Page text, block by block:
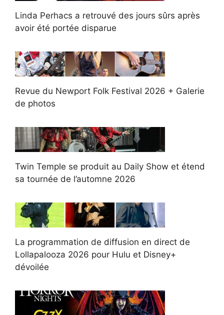
Linda Perhacs a retrouvé des jours sûrs après
avoir été portée disparue
Revue du Newport Folk Festival 2026 + Galerie
de photos
Twin Temple se produit au Daily Show et étend
sa tournée de l’automne 2026
La programmation de diffusion en direct de
Lollapalooza 2026 pour Hulu et Disney+
dévoilée